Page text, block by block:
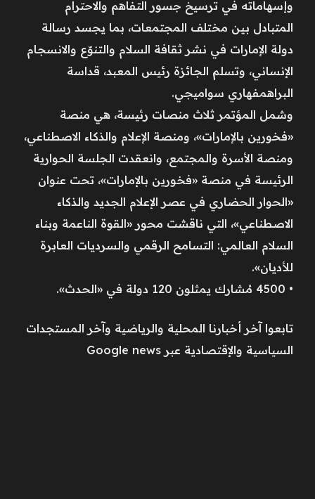
وإسهاماته في ترسيخ جسور التفاهم والاحترام
المتبادل بين مختلف المجتمعات، بما يجسد رسالة
دولة الإمارات في نشر ثقافة السلام والتنوّع والانسجام
الإنساني، وتسلم الجائزة رئيس المعبد، قداسة
البراهمفهاري سواميجي.
وشمل المؤتمر ثلاث منصات رئيسة، هي منصة
«فخورين بالإمارات»، ومنصة الإعلام والذكاء الاصطناعي،
ومنصة الأسرة والمجتمع، وانعقدت الجلسة الحوارية
الرئيسة في منصة «فخورين بالإمارات»، تحت عنوان
«الحوار الحضاري في عصر الإعلام الجديد والذكاء
الاصطناعي»، التي ناقشت محور «القوة الناعمة وبناء
السلام العالمي: التسامح الرقمي والسرديات العابرة
للأديان».
• 4500 مُشارك يمثلون 120 دولة في «الحدث».
تابعوا آخر أخبارنا المحلية والرياضية وآخر المستجدات
السياسية والإقتصادية عبر Google news